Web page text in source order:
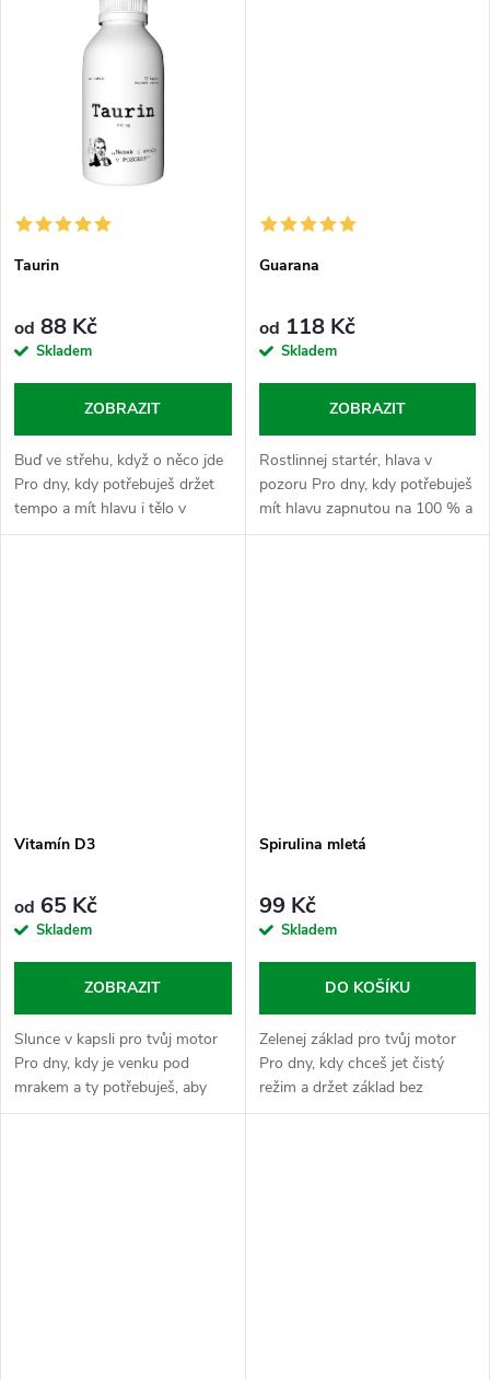
tě vykopne z...
Taurin
od 88 Kč
Skladem
ZOBRAZIT
Buď ve střehu, když o něco jde
Pro dny, kdy potřebuješ držet
tempo a mít hlavu i tělo v
pohotovosti. Taurin je tvůj
Guarana
od 118 Kč
Skladem
ZOBRAZIT
Rostlinnej startér, hlava v
pozoru Pro dny, kdy potřebuješ
mít hlavu zapnutou na 100 % a
odmítáš se zdržovat pomalým
Vitamín D3
od 65 Kč
Skladem
ZOBRAZIT
Slunce v kapsli pro tvůj motor
Pro dny, kdy je venku pod
mrakem a ty potřebuješ, aby
tvoje tělo šlapalo jako hodinky.
Spirulina mletá
99 Kč
Skladem
DO KOŠÍKU
Zelenej základ pro tvůj motor
Pro dny, kdy chceš jet čistý
režim a držet základ bez
zbytečností a chemických